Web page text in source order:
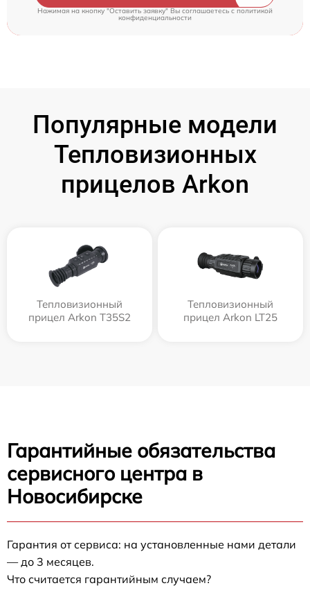
Нажимая на кнопку "Оставить заявку" Вы соглашаетесь cполитикой
конфиденциальности
Популярные модели
Тепловизионных
прицелов Arkon
Тепловизионный
прицел Arkon T35S2
Тепловизионный
прицел Arkon LT25
Гарантийные обязательства
сервисного центра в
Новосибирске
Гарантия от сервиса: на установленные нами детали
— до 3 месяцев.
Что считается гарантийным случаем?